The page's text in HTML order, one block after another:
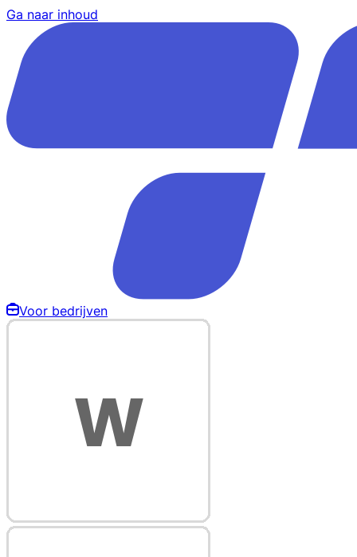
Ga naar inhoud
Voor bedrijven